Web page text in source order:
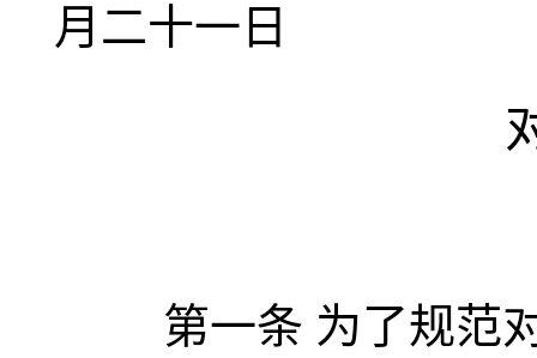
月二十一日
第一条 为了规范